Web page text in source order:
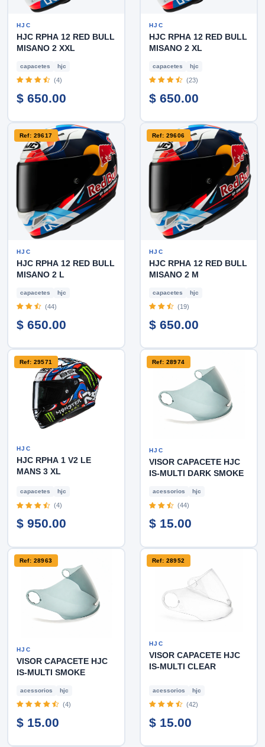
HJC
HJC RPHA 12 RED BULL
MISANO 2 XXL
capacetes hjc
(4)
$ 650.00
HJC
HJC RPHA 12 RED BULL
MISANO 2 XL
capacetes hjc
(23)
$ 650.00
Ref: 29617
HJC
HJC RPHA 12 RED BULL
MISANO 2 L
capacetes hjc
(44)
$ 650.00
Ref: 29606
HJC
HJC RPHA 12 RED BULL
MISANO 2 M
capacetes hjc
(19)
$ 650.00
Ref: 29571
HJC
HJC RPHA 1 V2 LE
MANS 3 XL
capacetes hjc
(4)
$ 950.00
Ref: 28974
HJC
VISOR CAPACETE HJC
IS-MULTI DARK SMOKE
acessorios hjc
(44)
$ 15.00
Ref: 28963
HJC
VISOR CAPACETE HJC
IS-MULTI SMOKE
acessorios hjc
(4)
$ 15.00
Ref: 28952
HJC
VISOR CAPACETE HJC
IS-MULTI CLEAR
acessorios hjc
(42)
$ 15.00